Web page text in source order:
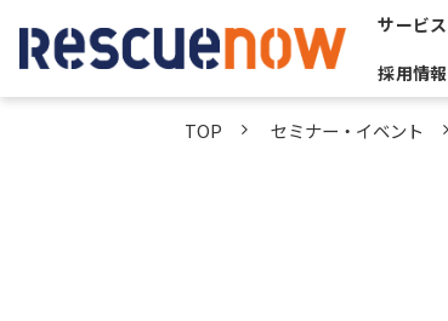
サービス
採用情報
TOP セミナー・イベント